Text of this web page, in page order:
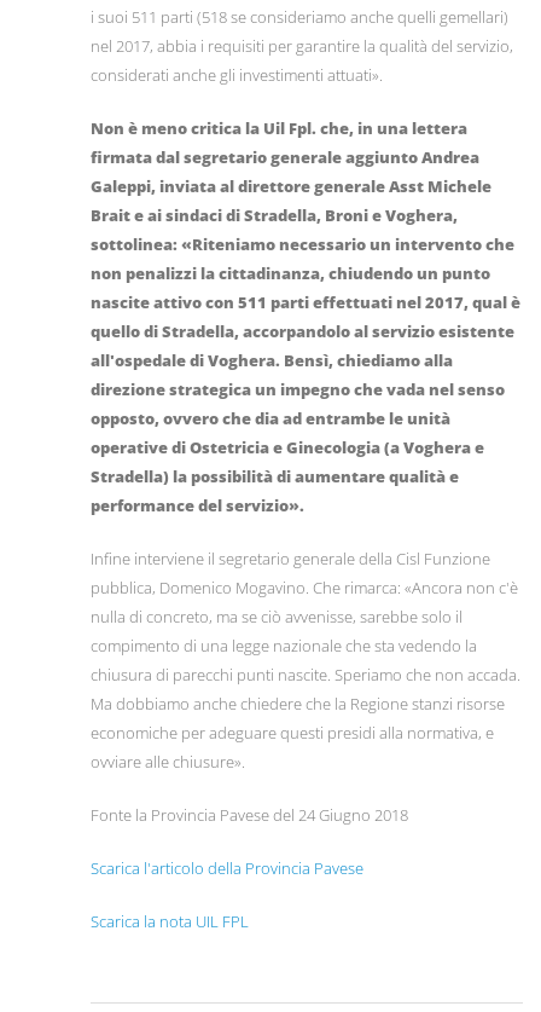
i suoi 511 parti (518 se consideriamo anche quelli gemellari)
nel 2017, abbia i requisiti per garantire la qualità del servizio,
considerati anche gli investimenti attuati».
Non è meno critica la Uil Fpl. che, in una lettera
firmata dal segretario generale aggiunto Andrea
Galeppi, inviata al direttore generale Asst Michele
Brait e ai sindaci di Stradella, Broni e Voghera,
sottolinea: «Riteniamo necessario un intervento che
non penalizzi la cittadinanza, chiudendo un punto
nascite attivo con 511 parti effettuati nel 2017, qual è
quello di Stradella, accorpandolo al servizio esistente
all'ospedale di Voghera. Bensì, chiediamo alla
direzione strategica un impegno che vada nel senso
opposto, ovvero che dia ad entrambe le unità
operative di Ostetricia e Ginecologia (a Voghera e
Stradella) la possibilità di aumentare qualità e
performance del servizio».
Infine interviene il segretario generale della Cisl Funzione
pubblica, Domenico Mogavino. Che rimarca: «Ancora non c'è
nulla di concreto, ma se ciò avvenisse, sarebbe solo il
compimento di una legge nazionale che sta vedendo la
chiusura di parecchi punti nascite. Speriamo che non accada.
Ma dobbiamo anche chiedere che la Regione stanzi risorse
economiche per adeguare questi presidi alla normativa, e
ovviare alle chiusure».
Fonte la Provincia Pavese del 24 Giugno 2018
Scarica l'articolo della Provincia Pavese
Scarica la nota UIL FPL